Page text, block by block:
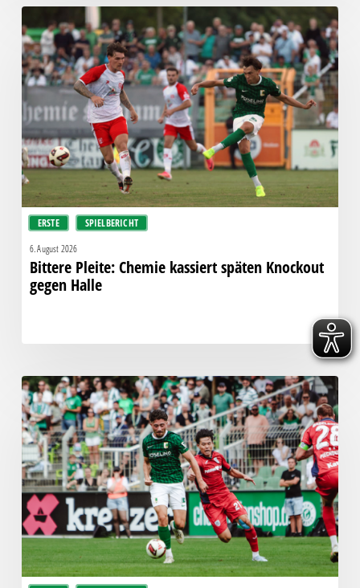
ERSTE SPIELBERICHT
Pleite:
Chemie
kassiert
späten
Knockout
gegen
Halle
6. August 2026
Bittere Pleite: Chemie kassiert späten Knockout
gegen Halle
“Einer
für
alle,
alle
für
einen!”
–
Chemie
empfängt
den
Halleschen